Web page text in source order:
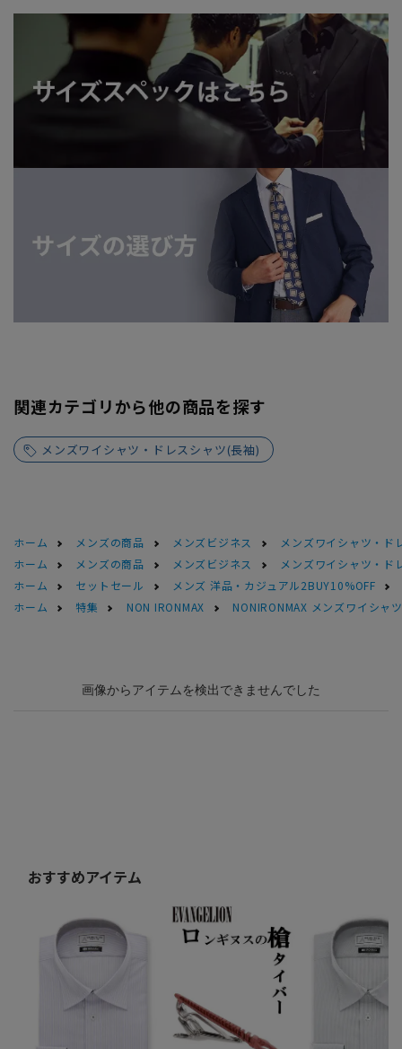
関連カテゴリから他の商品を探す
メンズワイシャツ・ドレスシャツ(長袖)
ホーム メンズの商品 メンズビジネス
メンズワイシャツ・ド
ホーム
メンズの商品 メンズビジネス
メンズワイシャツ・ド
ホーム
セットセール
メンズ 洋品・カジュアル2BUY10%OFF
ホーム
特集 NON IRONMAX NONIRONMAX メンズワイシャ